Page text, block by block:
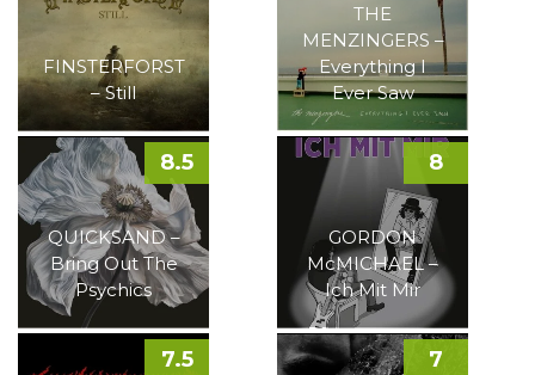
FINSTERFORST
– Still
THE
MENZINGERS –
Everything I
Ever Saw
QUICKSAND –
Bring Out The
Psychics
8.5
GORDON
McMICHAEL –
Ich Mit Mir
8
7.5 7